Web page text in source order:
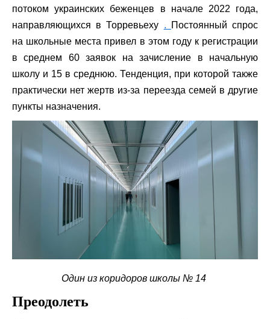
потоком украинских беженцев в начале 2022 года,
направляющихся в Торревьеху .
Постоянный спрос
на школьные места привел в этом году к регистрации
в среднем 60 заявок на зачисление в начальную
школу и 15 в среднюю. Тенденция, при которой также
практически нет жертв из-за переезда семей в другие
пункты назначения.
Один из коридоров школы № 14
Преодолеть